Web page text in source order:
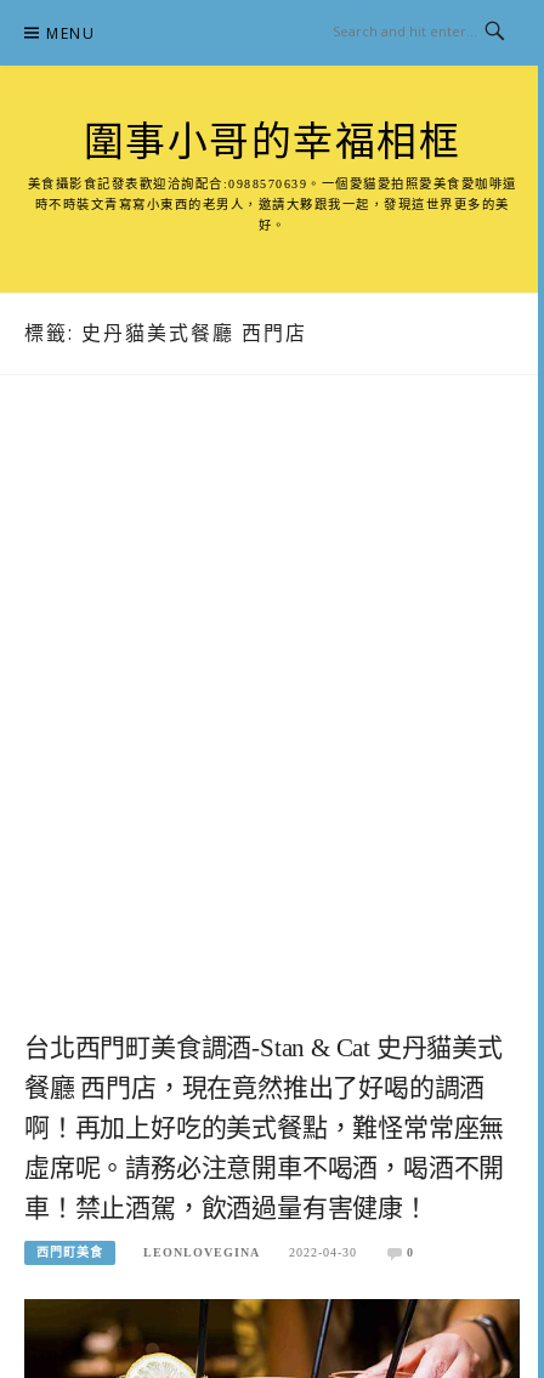
content
MENU
圍事小哥的幸福相框
美食攝影食記發表歡迎洽詢配合:0988570639。一個愛貓愛拍照愛美食愛咖啡還
時不時裝文青寫寫小東西的老男人，邀請大夥跟我一起，發現這世界更多的美
好。
標籤: 史丹貓美式餐廳 西門店
台北西門町美食調酒-Stan & Cat 史丹貓美式
餐廳 西門店，現在竟然推出了好喝的調酒
啊！再加上好吃的美式餐點，難怪常常座無
虛席呢。請務必注意開車不喝酒，喝酒不開
車！禁止酒駕，飲酒過量有害健康！
西門町美食 LEONLOVEGINA 2022-04-30 0